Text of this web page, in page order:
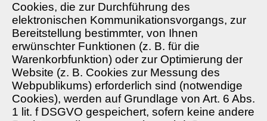
Cookies, die zur Durchführung des
elektronischen Kommunikationsvorgangs, zur
Bereitstellung bestimmter, von Ihnen
erwünschter Funktionen (z. B. für die
Warenkorbfunktion) oder zur Optimierung der
Website (z. B. Cookies zur Messung des
Webpublikums) erforderlich sind (notwendige
Cookies), werden auf Grundlage von Art. 6 Abs.
1 lit. f DSGVO gespeichert, sofern keine andere